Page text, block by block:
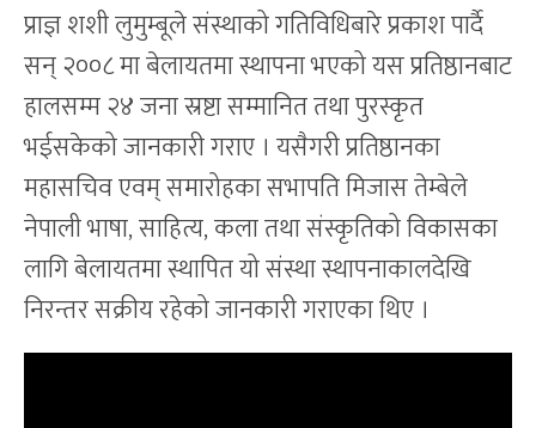
प्राज्ञ शशी लुमुम्बूले संस्थाको गतिविधिबारे प्रकाश पार्दै
सन् २००८ मा बेलायतमा स्थापना भएको यस प्रतिष्ठानबाट
हालसम्म २४ जना स्रष्टा सम्मानित तथा पुरस्कृत
भईसकेको जानकारी गराए । यसैगरी प्रतिष्ठानका
महासचिव एवम् समारोहका सभापति मिजास तेम्बेले
नेपाली भाषा, साहित्य, कला तथा संस्कृतिको विकासका
लागि बेलायतमा स्थापित यो संस्था स्थापनाकालदेखि
निरन्तर सक्रीय रहेको जानकारी गराएका थिए ।